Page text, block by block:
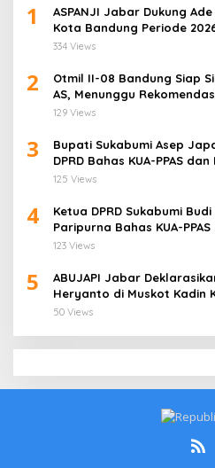
1
ASPANJI Jabar Dukung
Kota Bandung Periode
334 Views
2
Otmil II-08 Bandung Siap
AS, Menunggu
Jati Cirebon
129 Views
3
Bupati Sukabumi Asep
DPRD Bahas KUA-PPAS
125 Views
4
Ketua DPRD Sukabumi
Paripurna Bahas KUA-
123 Views
5
ABUJAPI Jabar
Heryanto di Muskot Kadin
50 Views